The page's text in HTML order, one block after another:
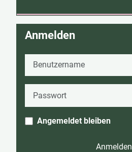
Anmelden
Benutzername
Angemeldet bleiben
Anmelden